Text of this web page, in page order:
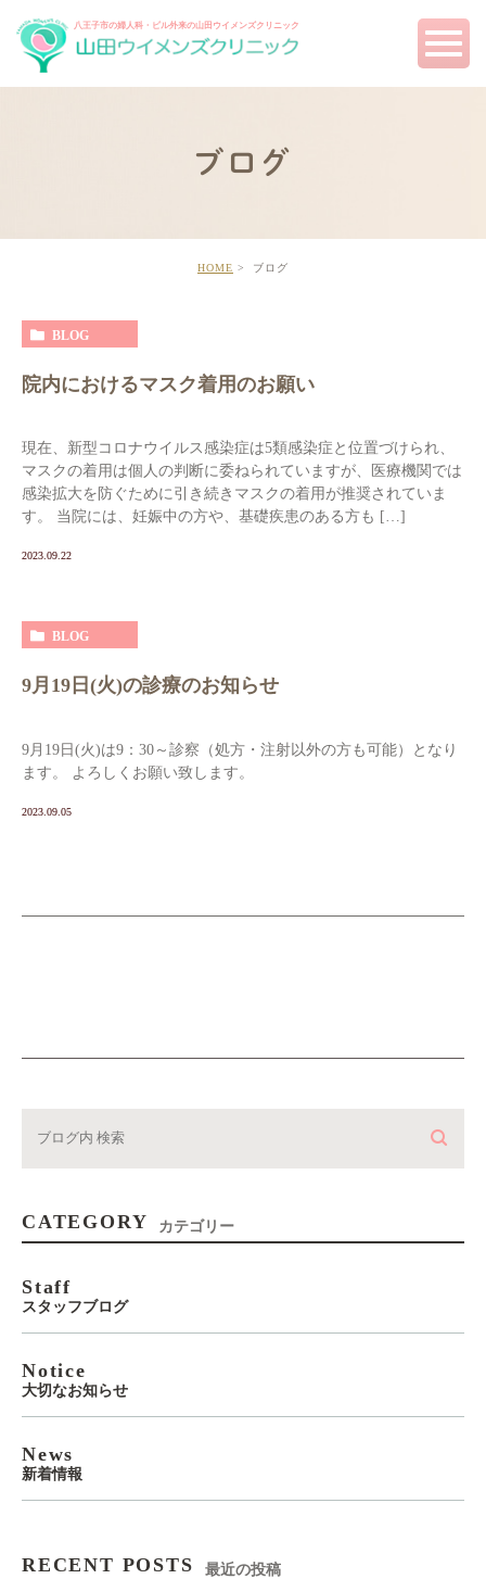
八王子市の婦人科・ピル外来の山田ウイメンズクリニック
ブログ
HOME ブログ
BLOG
院内におけるマスク着用のお願い
現在、新型コロナウイルス感染症は5類感染症と位置づけられ、
マスクの着用は個人の判断に委ねられていますが、医療機関では
感染拡大を防ぐために引き続きマスクの着用が推奨されていま
す。 当院には、妊娠中の方や、基礎疾患のある方も […]
2023.09.22
BLOG
9月19日(火)の診療のお知らせ
9月19日(火)は9：30～診察（処方・注射以外の方も可能）となり
ます。 よろしくお願い致します。
2023.09.05
CATEGORY カテゴリー
Staff
スタッフブログ
Notice
大切なお知らせ
News
新着情報
RECENT POSTS 最近の投稿